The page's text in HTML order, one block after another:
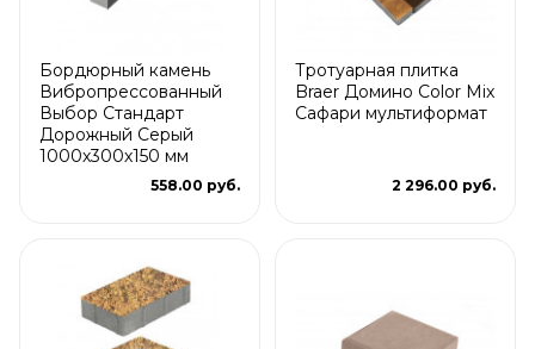
Бордюрный камень
Вибропрессованный
Выбор Стандарт
Дорожный Серый
1000х300х150 мм
558.00 руб.
Тротуарная плитка
Braer Домино Color Mix
Сафари мультиформат
2 296.00 руб.